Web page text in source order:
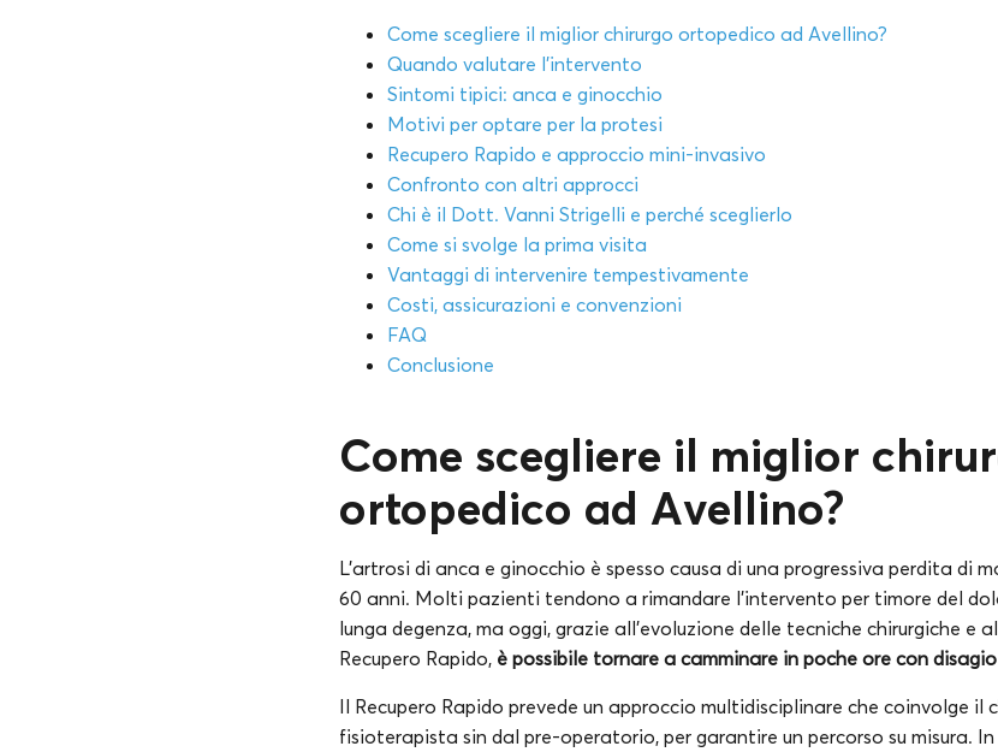
Come scegliere il miglior chirurgo ortopedico ad Avellino?
Quando valutare l’intervento
Sintomi tipici: anca e ginocchio
Motivi per optare per la protesi
Recupero Rapido e approccio mini-invasivo
Confronto con altri approcci
Chi è il Dott. Vanni Strigelli e perché sceglierlo
Come si svolge la prima visita
Vantaggi di intervenire tempestivamente
Costi, assicurazioni e convenzioni
FAQ
Conclusione
Come scegliere il miglior
ortopedico ad Avellino?
L’artrosi di anca e ginocchio è spesso causa di una progressiva perdita di
60 anni. Molti pazienti tendono a rimandare l’intervento per timore del
lunga degenza, ma oggi, grazie all’evoluzione delle tecniche chirurgiche e
Recupero Rapido, è possibile tornare a camminare in poche ore con
Il Recupero Rapido prevede un approccio multidisciplinare che coinvolge il
fisioterapista sin dal pre-operatorio, per garantire un percorso su misura.